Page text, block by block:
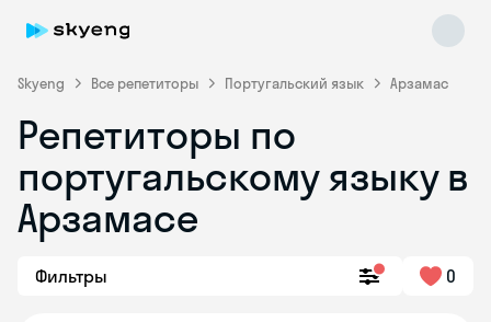
Skyeng Все репетиторы Португальский язык Арзамас
Репетиторы по
португальскому языку в
Арзамасе
Фильтры 0
Skyeng Chat